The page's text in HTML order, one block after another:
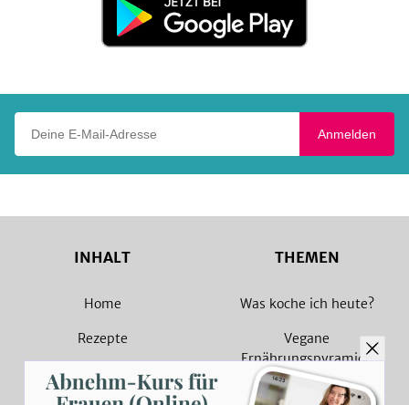
Google
Anmelden
INHALT
Home
Rezepte
Magazin
THEMEN
Was koche ich heute?
Vegane
Ernährungspyramide
Vegane Rezepte